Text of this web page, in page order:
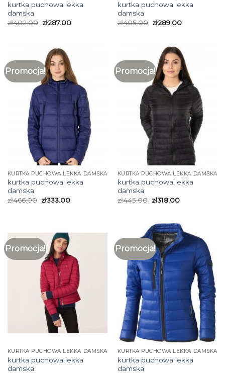
kurtka puchowa lekka
damska
zł402.00 zł287.00
kurtka puchowa lekka
damska
zł405.00 zł289.00
Promocja!
KURTKA PUCHOWA LEKKA DAMSKA
kurtka puchowa lekka
damska
zł466.00 zł333.00
Promocja!
KURTKA PUCHOWA LEKKA DAMSKA
kurtka puchowa lekka
damska
zł445.00 zł318.00
Promocja!
KURTKA PUCHOWA LEKKA DAMSKA
kurtka puchowa lekka
damska
Promocja!
KURTKA PUCHOWA LEKKA DAMSKA
kurtka puchowa lekka
damska